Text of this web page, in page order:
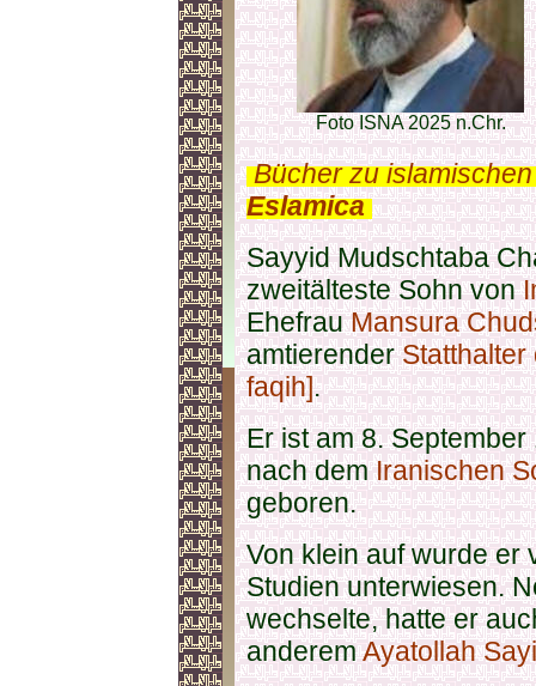
Foto ISNA 2025 n.Chr.
.Bücher zu
Eslamica.
SayyidMudschtaba
zweitälteste Sohn von
EhefrauMansura
amtierender
faqih].
Er ist am 8.
nach demIranischen
geboren.
Von klein auf wurde er
Studien unterwiesen.
wechselte, hatte er
anderemAyatollah